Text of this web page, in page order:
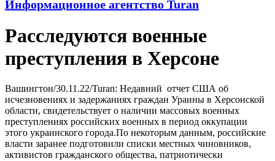
Информационное агентство Turan
Расследуются военные
преступления в Херсоне
Вашингтон/30.11.22/Turan: Недавний отчет США об
исчезновениях и задержаниях граждан Ураины в Херсонской
области, свидетельствует о наличии массовых военных
преступлениях российских военных в период оккупации
этого украинского города.По некоторым данным, российские
власти заранее подготовили списки местных чиновников,
активистов гражданского общества, патриотически